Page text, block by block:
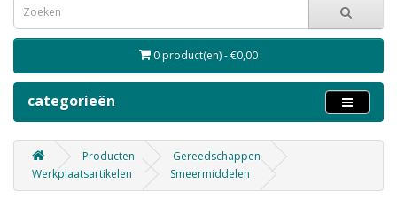
0 product(en) - €0,00
categorieën
Producten
Gereedschappen
Werkplaatsartikelen
Smeermiddelen